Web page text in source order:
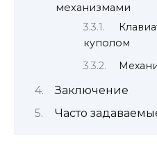
механизмами
куполом
Заключение
Часто